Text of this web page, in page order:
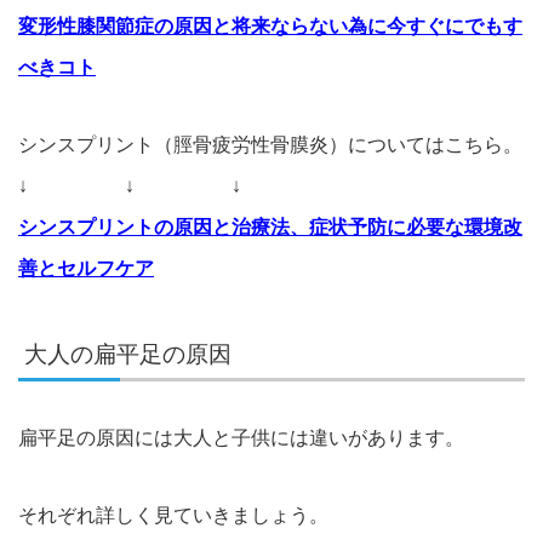
変形性膝関節症の原因と将来ならない為に今すぐにでもす
べきコト
シンスプリント（脛骨疲労性骨膜炎）についてはこちら。
↓ ↓ ↓
シンスプリントの原因と治療法、症状予防に必要な環境改
善とセルフケア
大人の扁平足の原因
扁平足の原因には大人と子供には違いがあります。
それぞれ詳しく見ていきましょう。